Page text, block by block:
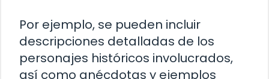
Por ejemplo, se pueden incluir
descripciones detalladas de los
personajes históricos involucrados,
así como anécdotas y ejemplos